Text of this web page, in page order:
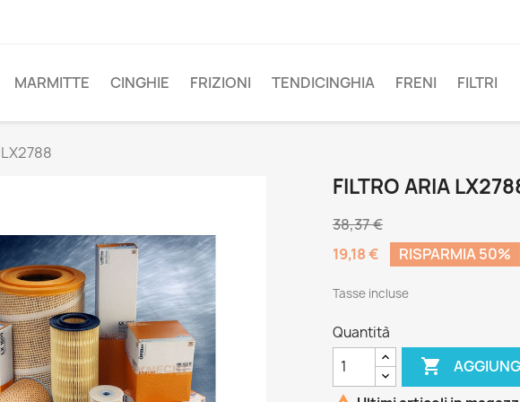
MARMITTE CINGHIE FRIZIONI TENDICINGHIA FRENI FILTRI
FILTRO ARIA
38,37 €
19,18 €
RISPARMIA 50%
Tasse incluse
Quantità
